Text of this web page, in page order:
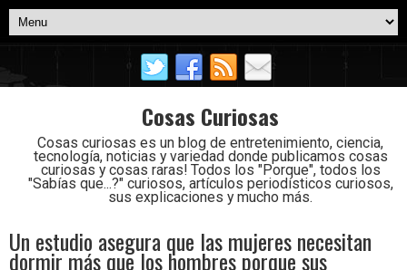
Cosas Curiosas
Cosas curiosas es un blog de entretenimiento, ciencia,
tecnología, noticias y variedad donde publicamos cosas
curiosas y cosas raras! Todos los "Porque", todos los
"Sabías que...?" curiosos, artículos periodísticos curiosos,
sus explicaciones y mucho más.
Un estudio asegura que las mujeres necesitan
dormir más que los hombres porque sus